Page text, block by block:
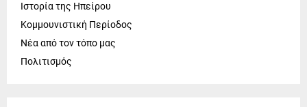
Ιστορία της Ηπείρου
Κομμουνιστική Περίοδος
Νέα από τον τόπο μας
Πολιτισμός